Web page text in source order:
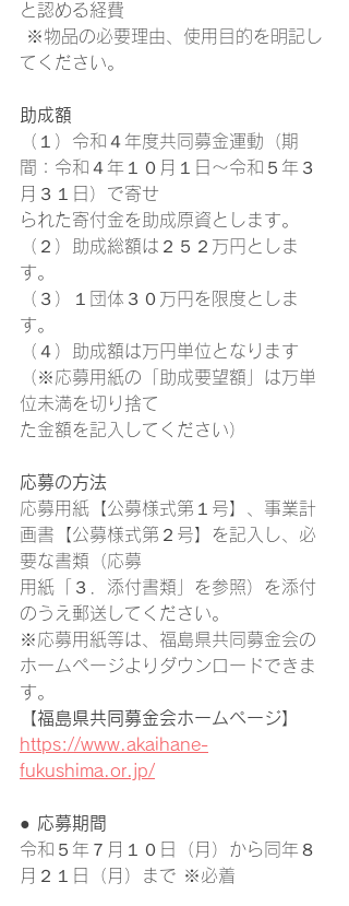
と認める経費
てください。
助成額
（１）令和４年度共同募金運動（期
間：令和４年１０月１日～令和５年３
月３１日）で寄せ
られた寄付金を助成原資とします。
（２）助成総額は２５２万円としま
す。
（３）１団体３０万円を限度としま
す。
（４）助成額は万円単位となります
（※応募用紙の「助成要望額」は万単
位未満を切り捨て
た金額を記入してください）
応募の方法
応募用紙【公募様式第１号】、事業計
画書【公募様式第２号】を記入し、必
要な書類（応募
用紙「３．添付書類」を参照）を添付
のうえ郵送してください。
※応募用紙等は、福島県共同募金会の
ホームページよりダウンロードできま
す。
【福島県共同募金会ホームページ】
https://www.akaihane-
fukushima.or.jp/
● 応募期間
令和５年７月１０日（月）から同年８
月２１日（月）まで ※必着